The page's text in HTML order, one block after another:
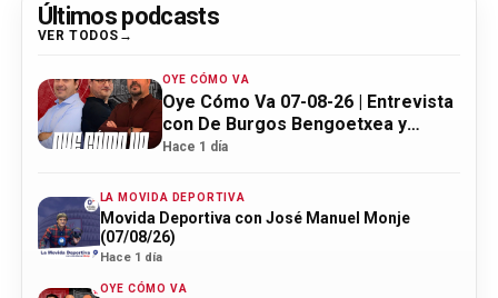
Últimos podcasts
VER TODOS
OYE CÓMO VA
Oye Cómo Va 07-08-26 | Entrevista
con De Burgos Bengoetxea y
actualidad Athletic
Hace 1 día
LA MOVIDA DEPORTIVA
Movida Deportiva con José Manuel Monje
(07/08/26)
Hace 1 día
OYE CÓMO VA